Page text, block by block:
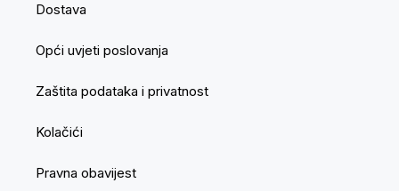
Dostava
Opći uvjeti poslovanja
Zaštita podataka i privatnost
Kolačići
Pravna obavijest